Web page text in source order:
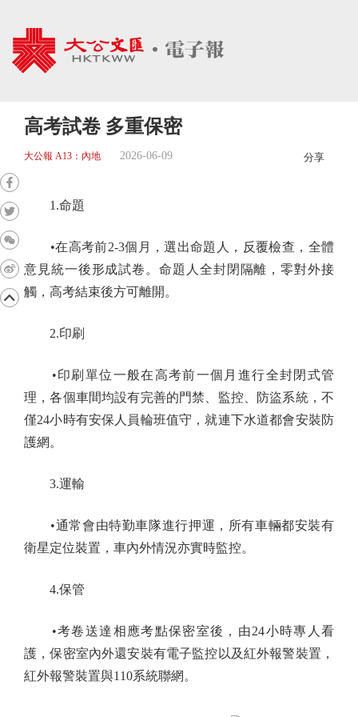
高考試卷 多重保密
大公報 A13：內地 2026-06-09 分享
1.命題
•在高考前2-3個月，選出命題人，反覆檢查，全體
意見統一後形成試卷。命題人全封閉隔離，零對外接
觸，高考結束後方可離開。
2.印刷
•印刷單位一般在高考前一個月進行全封閉式管
理，各個車間均設有完善的門禁、監控、防盜系統，不
僅24小時有安保人員輪班值守，就連下水道都會安裝防
護網。
3.運輸
•通常會由特勤車隊進行押運，所有車輛都安裝有
衛星定位裝置，車內外情況亦實時監控。
4.保管
•考卷送達相應考點保密室後，由24小時專人看
護，保密室內外還安裝有電子監控以及紅外報警裝置，
紅外報警裝置與110系統聯網。